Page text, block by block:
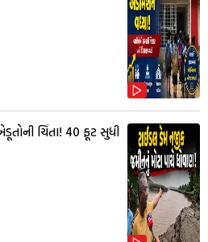
ચિંતા! 40 ફૂટ સુધી